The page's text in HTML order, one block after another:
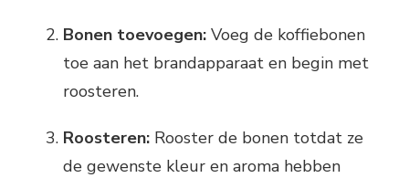
Bonen toevoegen: Voeg de koffiebonen
toe aan het brandapparaat en begin met
roosteren.
Roosteren: Rooster de bonen totdat ze
de gewenste kleur en aroma hebben